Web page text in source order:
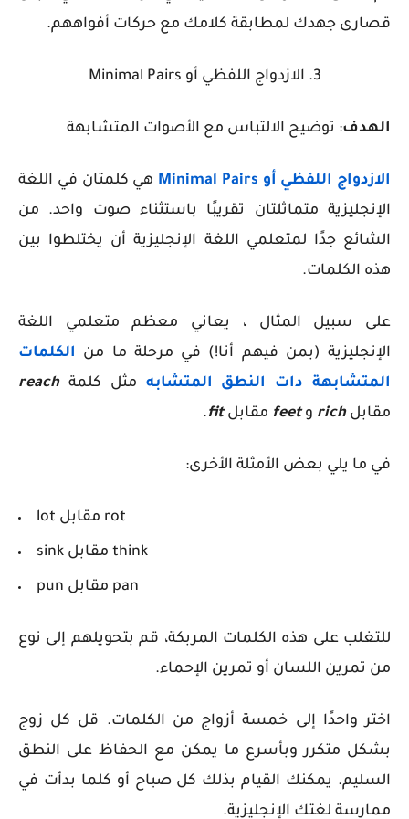
قصارى جهدك لمطابقة كلامك مع حركات أفواههم.
3. الازدواج اللفظي أو Minimal Pairs
الهدف: توضيح الالتباس مع الأصوات المتشابهة
الازدواج اللفظي أو Minimal Pairs
هي كلمتان في اللغة
الإنجليزية متماثلتان تقريبًا باستثناء صوت واحد. من
الشائع جدًا لمتعلمي اللغة الإنجليزية أن يختلطوا بين
هذه الكلمات.
على سبيل المثال ، يعاني معظم متعلمي اللغة
الإنجليزية (بمن فيهم أنا!) في مرحلة ما من
الكلمات
المتشابهة دات النطق المتشابه مثل كلمةreach
مقابلrich وfeet مقابلfit
.
في ما يلي بعض الأمثلة الأخرى:
lot rot
sink think
pun pan
للتغلب على هذه الكلمات المربكة، قم بتحويلهم إلى نوع
من تمرين اللسان أو تمرين الإحماء.
اختر واحدًا إلى خمسة أزواج من الكلمات. قل كل زوج
بشكل متكرر وبأسرع ما يمكن مع الحفاظ على النطق
السليم. يمكنك القيام بذلك كل صباح أو كلما بدأت في
ممارسة لغتك الإنجليزية.